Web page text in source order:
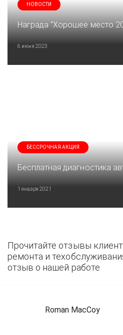
НОВОСТИ
Награда "Хорошее место
6 июня 2023
БЕССРОЧНАЯ АКЦИЯ
Бесплатная диагностика
1 января 2021
Прочитайте отзывы
ремонта и
отзыв о нашей работе
Roman MacCoy